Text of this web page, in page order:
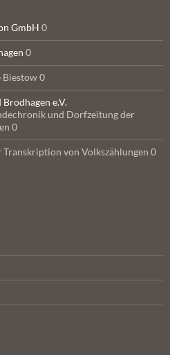
GmbH 0
0
Biestow 0
e.V.
und Dorfzeitung der
0
Transkription von Volkszählungen 0